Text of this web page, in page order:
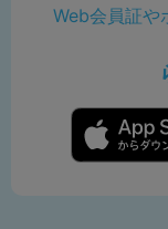
Web会員証や